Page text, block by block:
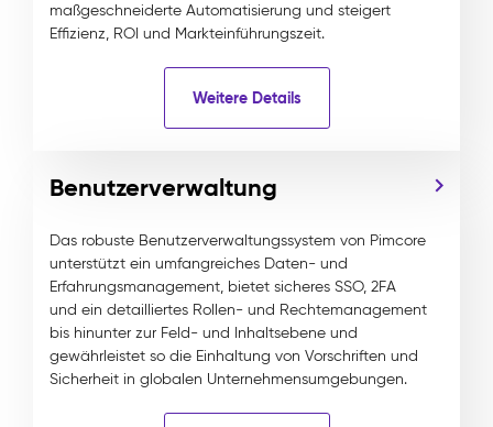
maßgeschneiderte Automatisierung und steigert
Effizienz, ROI und Markteinführungszeit.
Weitere Details
Benutzerverwaltung
Das robuste Benutzerverwaltungssystem von Pimcore
unterstützt ein umfangreiches Daten- und
Erfahrungsmanagement, bietet sicheres SSO, 2FA
und ein detailliertes Rollen- und Rechtemanagement
bis hinunter zur Feld- und Inhaltsebene und
gewährleistet so die Einhaltung von Vorschriften und
Sicherheit in globalen Unternehmensumgebungen.